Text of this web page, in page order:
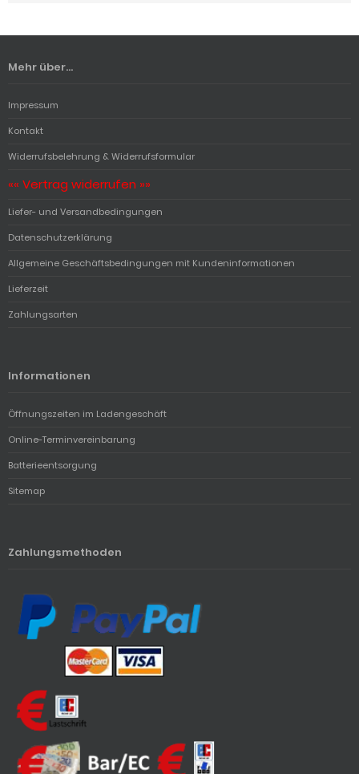
Mehr über...
Impressum
Kontakt
Widerrufsbelehrung & Widerrufsformular
«« Vertrag widerrufen »»
Liefer- und Versandbedingungen
Datenschutzerklärung
Allgemeine Geschäftsbedingungen mit Kundeninformationen
Lieferzeit
Zahlungsarten
Informationen
Öffnungszeiten im Ladengeschäft
Online-Terminvereinbarung
Batterieentsorgung
Sitemap
Zahlungsmethoden